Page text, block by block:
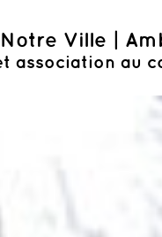
Ville |
association au